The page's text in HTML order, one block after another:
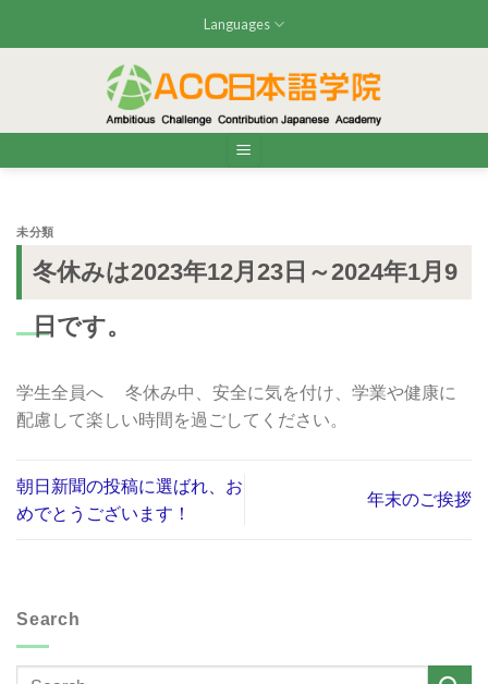
Languages
Search
未分類
冬休みは2023年12月23日～2024年1月9
日です。
学生全員へ 冬休み中、安全に気を付け、学業や健康に
配慮して楽しい時間を過ごしてください。
朝日新聞の投稿に選ばれ、お
めでとうございます！
年末のご挨拶